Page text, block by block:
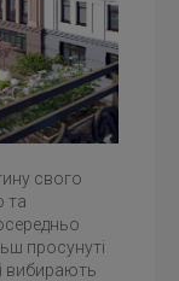
свого
та
просунуті
вибирають